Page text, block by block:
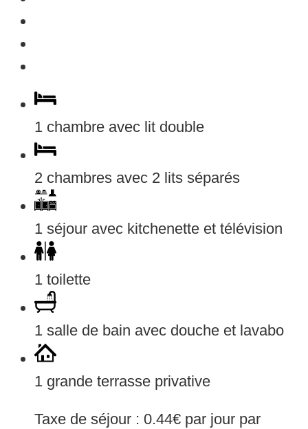
1 chambre avec lit double
2 chambres avec 2 lits séparés
1 séjour avec kitchenette et télévision
1 toilette
1 salle de bain avec douche et lavabo
1 grande terrasse privative
Taxe de séjour : 0.44€ par jour par